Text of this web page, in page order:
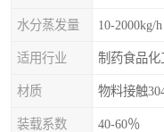
水分蒸发量 10-2000kg/h
适用行业 制药食品化
材质 物料接触
装载系数 40-60％